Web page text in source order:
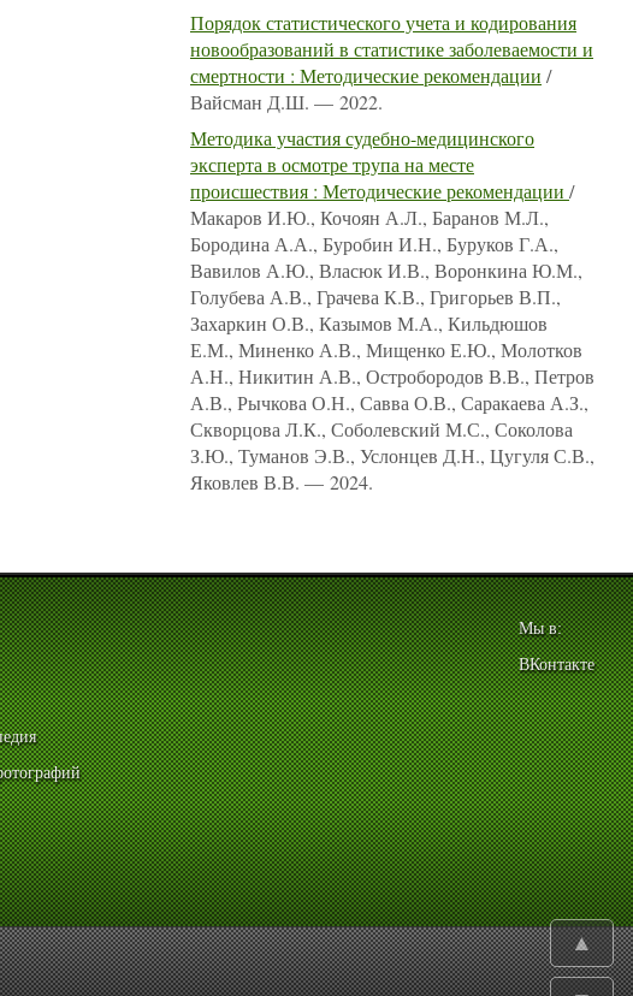
Порядок статистического учета и кодирования
новообразований в статистике заболеваемости и
смертности : Методические рекомендации /
Вайсман Д.Ш. — 2022.
Методика участия судебно-медицинского
эксперта в осмотре трупа на месте
происшествия : Методические рекомендации /
Макаров И.Ю., Кочоян А.Л., Баранов М.Л.,
Бородина А.А., Буробин И.Н., Буруков Г.А.,
Вавилов А.Ю., Власюк И.В., Воронкина Ю.М.,
Голубева А.В., Грачева К.В., Григорьев В.П.,
Захаркин О.В., Казымов М.А., Кильдюшов
Е.М., Миненко А.В., Мищенко Е.Ю., Молотков
А.Н., Никитин А.В., Остробородов В.В., Петров
А.В., Рычкова О.Н., Савва О.В., Саракаева А.З.,
Скворцова Л.К., Соболевский М.С., Соколова
З.Ю., Туманов Э.В., Услонцев Д.Н., Цугуля С.В.,
Яковлев В.В. — 2024.
Мы в:
ВКонтакте
▲